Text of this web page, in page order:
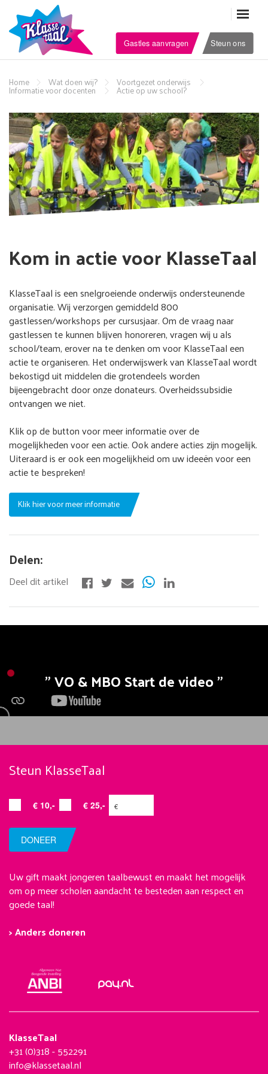
Gastles aanvragen Steun ons
Home Wat doen wij? Voortgezet onderwijs
Informatie voor docenten Actie op uw school?
Kom in actie voor KlasseTaal
KlasseTaal is een snelgroeiende onderwijs ondersteunende
organisatie. Wij verzorgen gemiddeld 800
gastlessen/workshops per cursusjaar. Om de vraag naar
gastlessen te kunnen blijven honoreren, vragen wij u als
school/team, erover na te denken om voor KlasseTaal een
actie te organiseren. Het onderwijswerk van KlasseTaal wordt
bekostigd uit middelen die grotendeels worden
bijeengebracht door onze donateurs. Overheidssubsidie
ontvangen we niet.
Klik op de button voor meer informatie over de
mogelijkheden voor een actie. Ook andere acties zijn mogelijk.
Uiteraard is er ook een mogelijkheid om uw ideeën voor een
actie te bespreken!
Klik hier voor meer informatie
Delen:
VO & MBO Start de video
Steun KlasseTaal
€ 10,- € 25,-
DONEER
Uw gift maakt jongeren taalbewust en maakt het mogelijk
om op meer scholen aandacht te besteden aan respect en
goede taal!
> Anders doneren
KlasseTaal
+31 (0)318 - 552291
info@klassetaal.nl